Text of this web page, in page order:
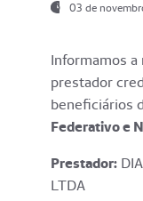
03 de
Informamos a
prestador
beneficiários
Federativo e
Prestador:
LTDA